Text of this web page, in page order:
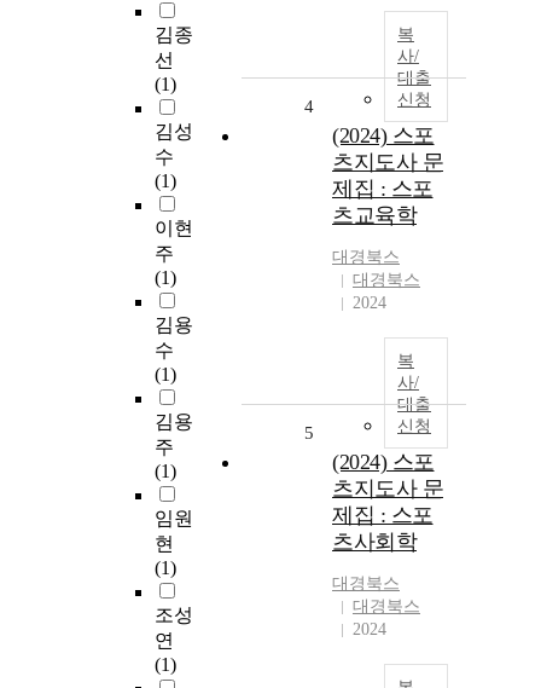
김종
선
(1)
김성
수
(1)
이현
주
(1)
김용
수
(1)
김용
주
(1)
임원
현
(1)
조성
연
(1)
복
사/
대출
신청
4
(2024) 스포
츠지도사 문
제집 : 스포
츠교육학
대경북스
대경북스
2024
복
사/
대출
신청
5
(2024) 스포
츠지도사 문
제집 : 스포
츠사회학
대경북스
대경북스
2024